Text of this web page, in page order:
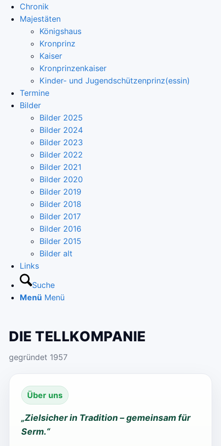
Chronik
Majestäten
Königshaus
Kronprinz
Kaiser
Kronprinzenkaiser
Kinder- und Jugendschützenprinz(essin)
Termine
Bilder
Bilder 2025
Bilder 2024
Bilder 2023
Bilder 2022
Bilder 2021
Bilder 2020
Bilder 2019
Bilder 2018
Bilder 2017
Bilder 2016
Bilder 2015
Bilder alt
Links
Suche
Menü Menü
DIE TELLKOMPANIE
gegründet 1957
Über uns
„Zielsicher in Tradition – gemeinsam für
Serm.“